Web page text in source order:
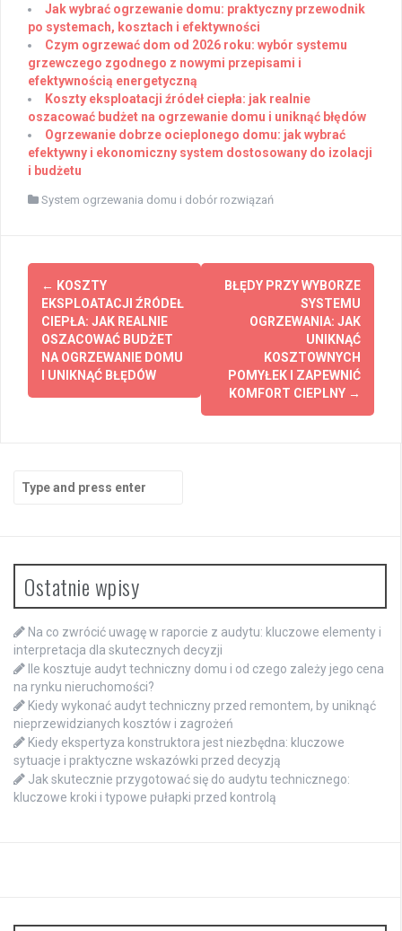
Jak wybrać ogrzewanie domu: praktyczny przewodnik
po systemach, kosztach i efektywności
Czym ogrzewać dom od 2026 roku: wybór systemu
grzewczego zgodnego z nowymi przepisami i
efektywnością energetyczną
Koszty eksploatacji źródeł ciepła: jak realnie
oszacować budżet na ogrzewanie domu i uniknąć błędów
Ogrzewanie dobrze ocieplonego domu: jak wybrać
efektywny i ekonomiczny system dostosowany do izolacji
i budżetu
System ogrzewania domu i dobór rozwiązań
Post
navigation
← KOSZTY
EKSPLOATACJI ŹRÓDEŁ
CIEPŁA: JAK REALNIE
OSZACOWAĆ BUDŻET
NA OGRZEWANIE DOMU
I UNIKNĄĆ BŁĘDÓW
BŁĘDY PRZY WYBORZE
SYSTEMU
OGRZEWANIA: JAK
UNIKNĄĆ
KOSZTOWNYCH
POMYŁEK I ZAPEWNIĆ
KOMFORT CIEPLNY →
Search
for:
Ostatnie wpisy
Na co zwrócić uwagę w raporcie z audytu: kluczowe elementy i
interpretacja dla skutecznych decyzji
Ile kosztuje audyt techniczny domu i od czego zależy jego cena
na rynku nieruchomości?
Kiedy wykonać audyt techniczny przed remontem, by uniknąć
nieprzewidzianych kosztów i zagrożeń
Kiedy ekspertyza konstruktora jest niezbędna: kluczowe
sytuacje i praktyczne wskazówki przed decyzją
Jak skutecznie przygotować się do audytu technicznego:
kluczowe kroki i typowe pułapki przed kontrolą